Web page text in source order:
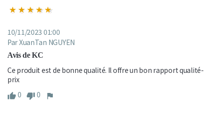
10/11/2023 01:00
Par XuanTan NGUYEN
Avis de KC
Ce produit est de bonne qualité. Il offre un bon rapport qualité-
prix
0
0